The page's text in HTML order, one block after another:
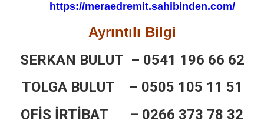
https://meraedremit.sahibinden.com/
Ayrıntılı Bilgi
SERKAN BULUT – 0541 196 66 62
TOLGA BULUT – 0505 105 11 51
OFİS İRTİBAT – 0266 373 78 32